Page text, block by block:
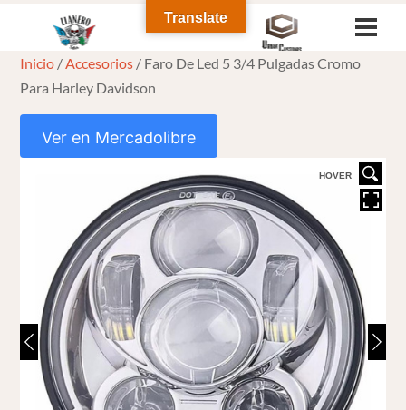
content
Inicio /Accesorios / Faro De Led 5 3/4 Pulgadas Cromo
Para Harley Davidson
Ver en Mercadolibre
HOVER
Translate